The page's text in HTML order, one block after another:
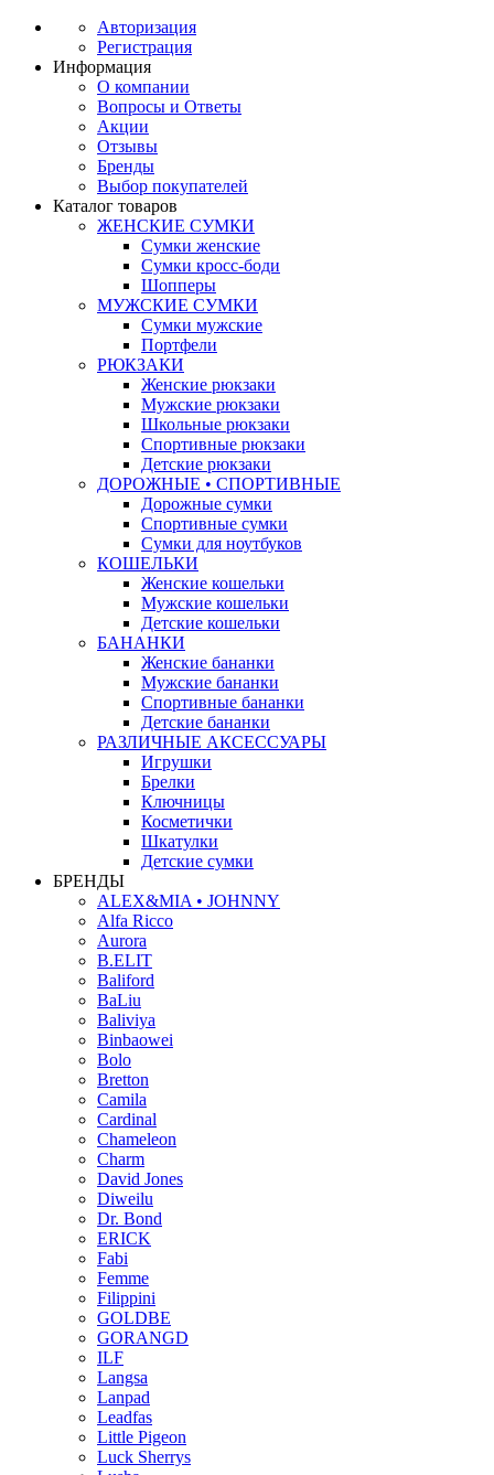
Авторизация
Регистрация
Информация
О компании
Вопросы и Ответы
Акции
Отзывы
Бренды
Выбор покупателей
Каталог товаров
ЖЕНСКИЕ СУМКИ
Сумки женские
Сумки кросс-боди
Шопперы
МУЖСКИЕ СУМКИ
Сумки мужские
Портфели
РЮКЗАКИ
Женские рюкзаки
Мужские рюкзаки
Школьные рюкзаки
Спортивные рюкзаки
Детские рюкзаки
ДОРОЖНЫЕ • СПОРТИВНЫЕ
Дорожные сумки
Спортивные сумки
Сумки для ноутбуков
КОШЕЛЬКИ
Женские кошельки
Мужские кошельки
Детские кошельки
БАНАНКИ
Женские бананки
Мужские бананки
Спортивные бананки
Детские бананки
РАЗЛИЧНЫЕ АКСЕССУАРЫ
Игрушки
Брелки
Ключницы
Косметички
Шкатулки
Детские сумки
БРЕНДЫ
ALEX&MIA • JOHNNY
Alfa Ricco
Aurora
B.ELIT
Baliford
BaLiu
Baliviya
Binbaowei
Bolo
Bretton
Camila
Cardinal
Chameleon
Charm
David Jones
Diweilu
Dr. Bond
ERICK
Fabi
Femme
Filippini
GOLDBE
GORANGD
ILF
Langsa
Lanpad
Leadfas
Little Pigeon
Luck Sherrys